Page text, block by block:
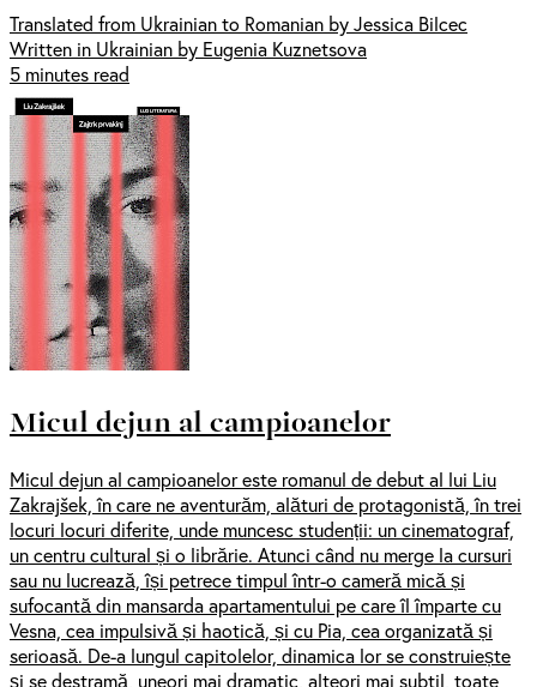
Translated from Ukrainian to Romanian by Jessica Bilcec
Written in Ukrainian by Eugenia Kuznetsova
5 minutes read
Micul dejun al campioanelor
Micul dejun al campioanelor este romanul de debut al lui Liu
Zakrajšek, în care ne aventurăm, alături de protagonistă, în trei
locuri locuri diferite, unde muncesc studenții: un cinematograf,
un centru cultural și o librărie. Atunci când nu merge la cursuri
sau nu lucrează, își petrece timpul într-o cameră mică și
sufocantă din mansarda apartamentului pe care îl împarte cu
Vesna, cea impulsivă și haotică, și cu Pia, cea organizată și
serioasă. De-a lungul capitolelor, dinamica lor se construiește
și se destramă, uneori mai dramatic, alteori mai subtil, toate